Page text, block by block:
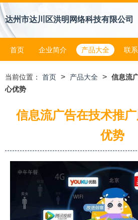
达州市达川区洪明网络科技有限公司
首页 企业简介 产品大全 联
当前位置： 首页 > 产品大全 > 信息流
心优势
信息流广告在技术推
优势